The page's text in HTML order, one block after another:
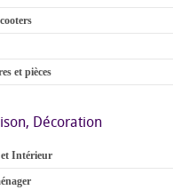
et pièces
Décoration
Intérieur